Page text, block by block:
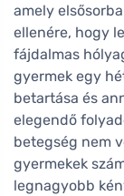
amely
ellenére, hogy
fájdalmas
gyermek egy
betartása és
elegendő
betegség nem
gyermekek
legnagyobb